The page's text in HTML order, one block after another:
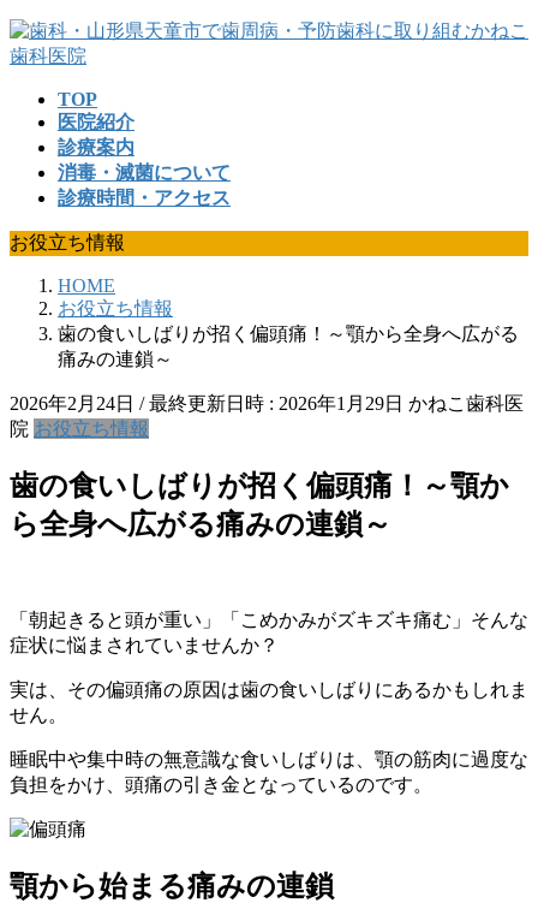
コ
ン
ッ
プ
ナ
ビ
移
動
TOP
医院紹介
診療案内
消毒・滅菌について
診療時間・アクセス
お役立ち情報
HOME
お役立ち情報
歯の食いしばりが招く偏頭痛！～顎から全身へ広がる
痛みの連鎖～
2026年2月24日 / 最終更新日時 : 2026年1月29日 かねこ歯科医
院 お役立ち情報
歯の食いしばりが招く偏頭痛！～顎か
ら全身へ広がる痛みの連鎖～
「朝起きると頭が重い」「こめかみがズキズキ痛む」そんな
症状に悩まされていませんか？
実は、その偏頭痛の原因は歯の食いしばりにあるかもしれま
せん。
睡眠中や集中時の無意識な食いしばりは、顎の筋肉に過度な
負担をかけ、頭痛の引き金となっているのです。
顎から始まる痛みの連鎖